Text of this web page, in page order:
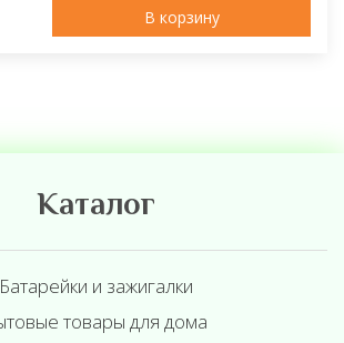
В корзину
Каталог
Батарейки и зажигалки
товары для дома